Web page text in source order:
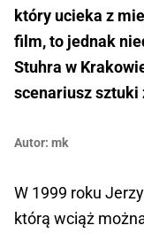
który ucieka z
film, to jednak
Stuhra w
scenariusz sztuki
Autor: mk
W 1999 roku
którą wciąż